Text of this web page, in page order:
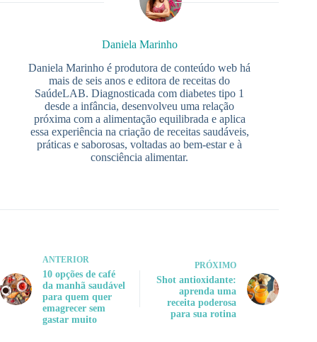
Daniela Marinho
Daniela Marinho é produtora de conteúdo web há
mais de seis anos e editora de receitas do
SaúdeLAB. Diagnosticada com diabetes tipo 1
desde a infância, desenvolveu uma relação
próxima com a alimentação equilibrada e aplica
essa experiência na criação de receitas saudáveis,
práticas e saborosas, voltadas ao bem-estar e à
consciência alimentar.
ANTERIOR
10 opções de café
da manhã saudável
para quem quer
emagrecer sem
gastar muito
PRÓXIMO
Shot antioxidante:
aprenda uma
receita poderosa
para sua rotina